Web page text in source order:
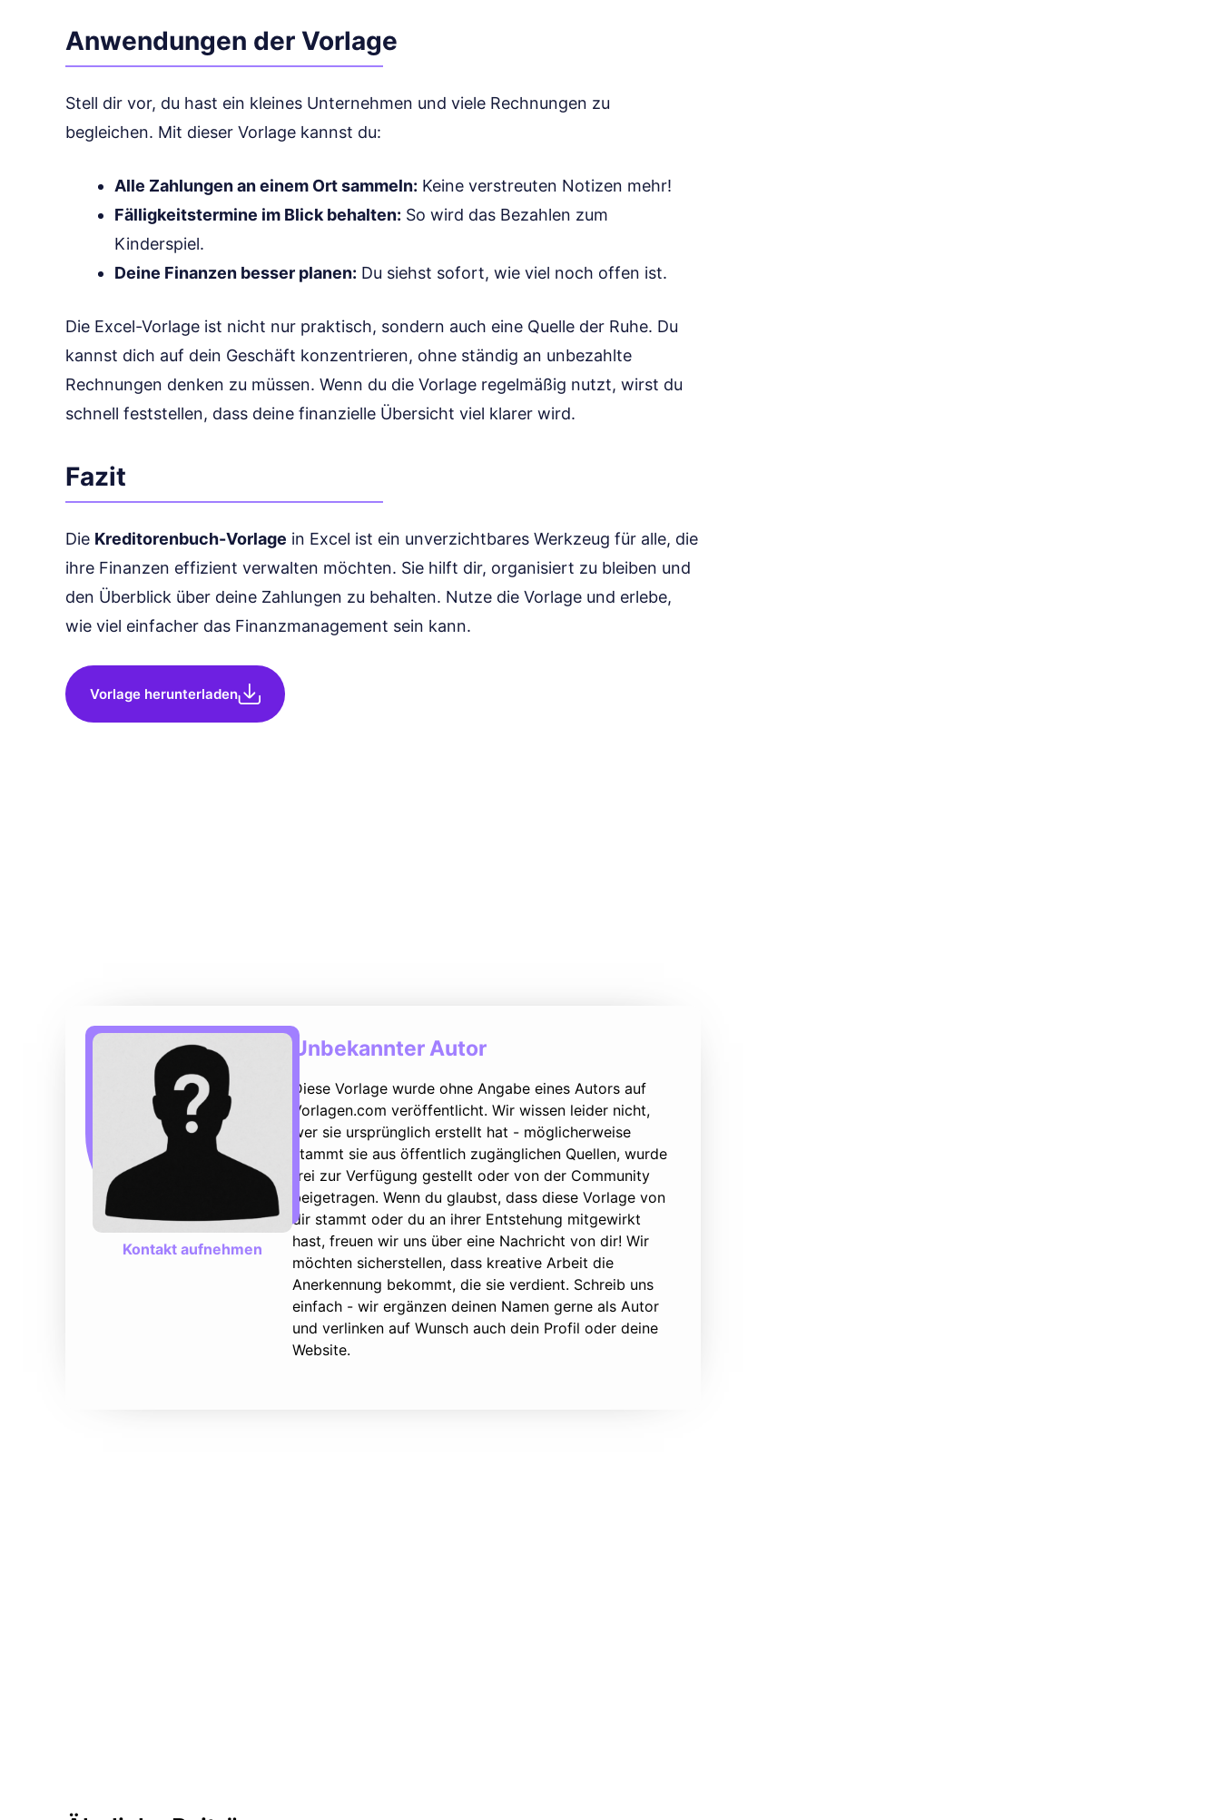
Anwendungen der Vorlage
Stell dir vor, du hast ein kleines Unternehmen und viele Rechnungen zu
begleichen. Mit dieser Vorlage kannst du:
Alle Zahlungen an einem Ort sammeln: Keine verstreuten Notizen mehr!
Fälligkeitstermine im Blick behalten: So wird das Bezahlen zum
Kinderspiel.
Deine Finanzen besser planen: Du siehst sofort, wie viel noch offen ist.
Die Excel-Vorlage ist nicht nur praktisch, sondern auch eine Quelle der Ruhe. Du
kannst dich auf dein Geschäft konzentrieren, ohne ständig an unbezahlte
Rechnungen denken zu müssen. Wenn du die Vorlage regelmäßig nutzt, wirst du
schnell feststellen, dass deine finanzielle Übersicht viel klarer wird.
Fazit
Die Kreditorenbuch-Vorlage in Excel ist ein unverzichtbares Werkzeug für alle, die
ihre Finanzen effizient verwalten möchten. Sie hilft dir, organisiert zu bleiben und
den Überblick über deine Zahlungen zu behalten. Nutze die Vorlage und erlebe,
wie viel einfacher das Finanzmanagement sein kann.
Vorlage herunterladen
Kontakt aufnehmen
Unbekannter Autor
Diese Vorlage wurde ohne Angabe eines Autors auf
Vorlagen.com veröffentlicht. Wir wissen leider nicht,
wer sie ursprünglich erstellt hat - möglicherweise
stammt sie aus öffentlich zugänglichen Quellen, wurde
frei zur Verfügung gestellt oder von der Community
beigetragen. Wenn du glaubst, dass diese Vorlage von
dir stammt oder du an ihrer Entstehung mitgewirkt
hast, freuen wir uns über eine Nachricht von dir! Wir
möchten sicherstellen, dass kreative Arbeit die
Anerkennung bekommt, die sie verdient. Schreib uns
einfach - wir ergänzen deinen Namen gerne als Autor
und verlinken auf Wunsch auch dein Profil oder deine
Website.